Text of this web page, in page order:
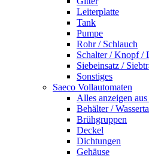
Leiterplatte
Tank
Pumpe
Rohr / Schlauch
Schalter / Knopf /
Siebeinsatz /
Sonstiges
Saeco Vollautomaten
Alles anzeigen
Behälter /
Brühgruppen
Deckel
Dichtungen
Gehäuse